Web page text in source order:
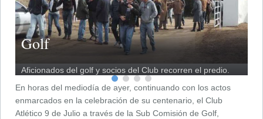
Golf
Aficionados del golf y socios del Club recorren el predio.
En horas del mediodía de ayer, continuando con los actos
enmarcados en la celebración de su centenario, el Club
Atlético 9 de Julio a través de la Sub Comisión de Golf,